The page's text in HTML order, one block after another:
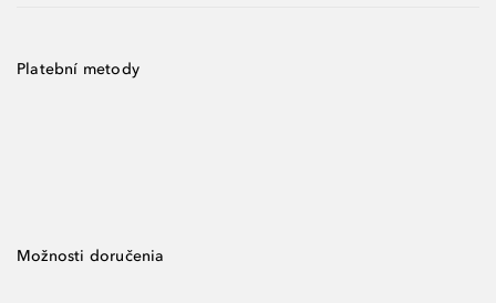
Platební metody
Možnosti doručenia